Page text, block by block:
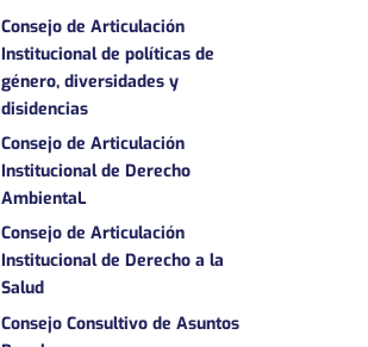
Consejo de Articulación
Institucional de políticas de
género, diversidades y
disidencias
Consejo de Articulación
Institucional de Derecho
AmbientaL
Consejo de Articulación
Institucional de Derecho a la
Salud
Consejo Consultivo de Asuntos